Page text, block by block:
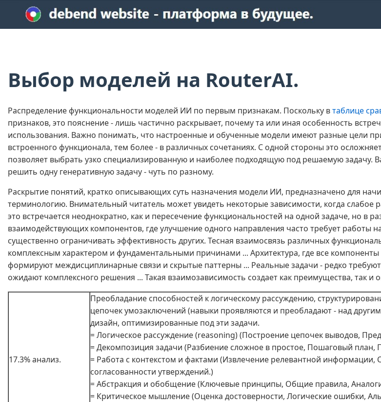
Выбор моделей на RouterAI.
Распределение функциональности моделей ИИ по первым признакам. Поскольку втаблице
признаков, это пояснение - лишь частично раскрывает, почему та или иная особенность
использования. Важно понимать, что настроенные и обученные модели имеют разные цели
встроенного функционала, тем более - в различных сочетаниях. С одной стороны это
позволяет выбрать узко специализированную и наиболее подходящую под решаемую
решить одну генеративную задачу - чуть по разному.
Раскрытие понятий, кратко описывающих суть назначения модели ИИ, предназначено для
терминологию. Внимательный читатель может увидеть некоторые зависимости, когда слабое
это встречается неоднократно, как и пересечение функциональностей на одной задаче, но в
взаимодействующих компонентов, где улучшение одного направления часто требует работы
существенно ограничивать эффективность других. Тесная взаимосвязь различных
комплексным характером и фундаментальными причинами ... Архитектура, где все
формируют междисциплинарные связи и скрытые паттерны ... Реальные задачи - редко
ожидают комплексного решения ... Такая взаимозависимость создает как преимущества, так и
17.3% анализ.
Преобладание способностей к логическому рассуждению,
цепочек умозаключений (навыки проявляются и преобладают - над
дизайн, оптимизированные под эти задачи.
= Логическое рассуждение (reasoning) (Построение цепочек выводов,
= Декомпозиция задачи (Разбиение сложное в простое, Пошаговый
= Работа с контекстом и фактами (Извлечение релевантной
согласованности утверждений.)
= Абстракция и обобщение (Ключевые принципы, Общие правила,
= Критическое мышление (Оценка достоверности, Логические ошибки,